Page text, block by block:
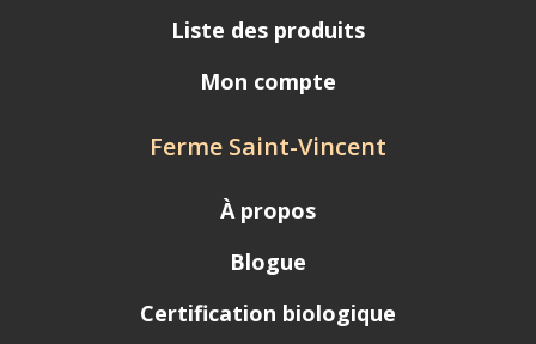
Liste des produits
Mon compte
Ferme Saint-Vincent
À propos
Blogue
Certification biologique